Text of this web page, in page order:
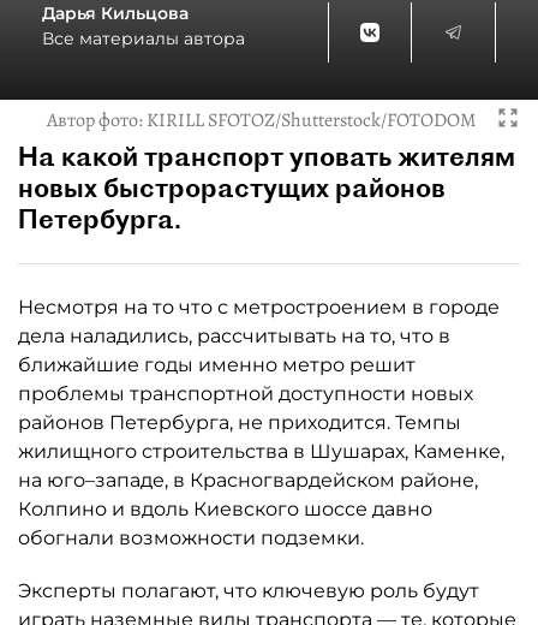
Дарья Кильцова
Все материалы автора
Автор фото:KIRILL SFOTOZ/Shutterstock/FOTODOM
На какой транспорт уповать жителям
новых быстрорастущих районов
Петербурга.
Несмотря на то что с метростроением в городе
дела наладились, рассчитывать на то, что в
ближайшие годы именно метро решит
проблемы транспортной доступности новых
районов Петербурга, не приходится. Темпы
жилищного строительства в Шушарах, Каменке,
на юго–западе, в Красногвардейском районе,
Колпино и вдоль Киевского шоссе давно
обогнали возможности подземки.
Эксперты полагают, что ключевую роль будут
играть наземные виды транспорта — те, которые